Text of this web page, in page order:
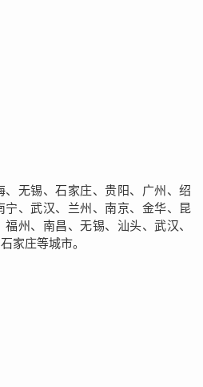
无锡、石家庄、贵阳、广州、绍
、武汉、兰州、南京、金华、昆
州、南昌、无锡、汕头、武汉、
家庄等城市。